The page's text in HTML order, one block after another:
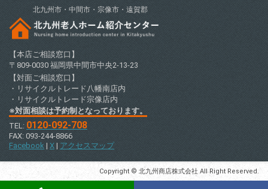
北九州市・中間市・宗像市・遠賀郡
【本店ご相談窓口】
〒809-0030 福岡県中間市中央2-13-23
【対面ご相談窓口】
・リサイクルトレード八幡南店内
・リサイクルトレード宗像店内
※対面相談は予約制となっております。
TEL: 0120-092-708
FAX: 093-244-8866
Facebook | X | アクセスマップ
Copyright © 北九州商店株式会社 All Right Reserved.